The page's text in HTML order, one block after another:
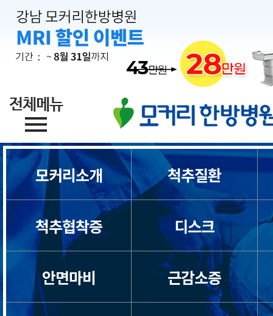
모커리소개 척추질환
척추협착증 디스크
안면마비 근감소증
목디스크
목통증
일자목/거북목
척수증